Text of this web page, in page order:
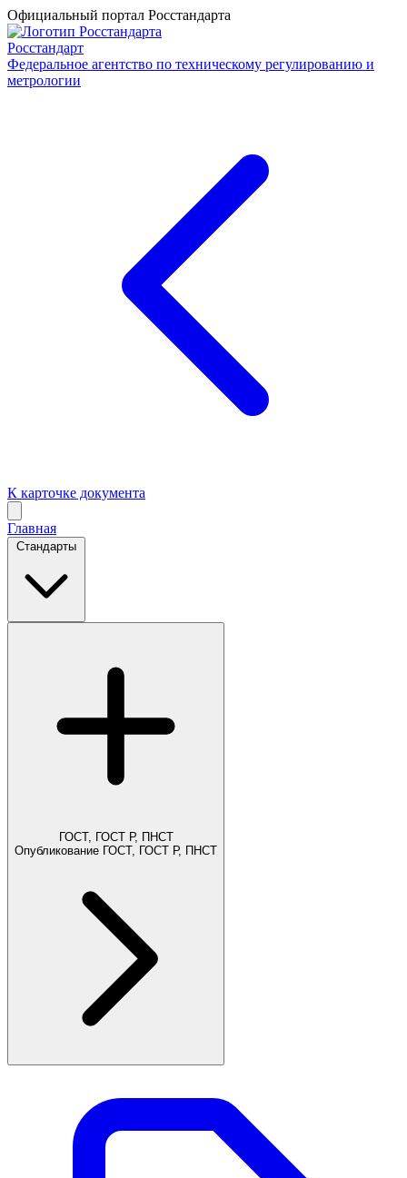
Официальный портал Росстандарта
Росстандарт
Федеральное агентство по техническому регулированию и
метрологии
К карточке документа
Главная
Стандарты
ГОСТ, ГОСТ Р, ПНСТ
Опубликование ГОСТ, ГОСТ Р, ПНСТ